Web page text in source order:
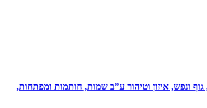
ונפש, איזון וטיהור ע”ב שמות, חותמות ומפתחות,